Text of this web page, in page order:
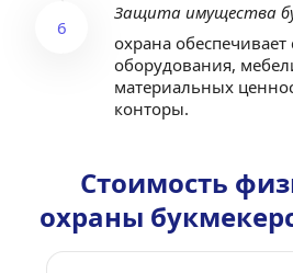
6
Защита имущества
охрана обеспечивает
оборудования,
материальных
конторы.
Стоимость
охраны